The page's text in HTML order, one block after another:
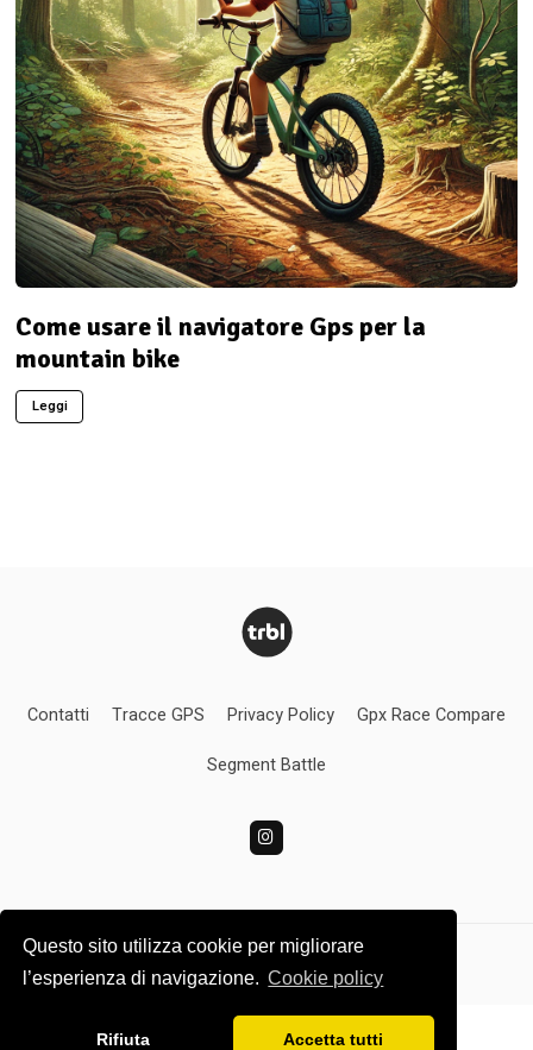
Questo sito utilizza cookie per migliorare
l’esperienza di navigazione. Cookie policy
Rifiuta Accetta tutti
Come usare il navigatore Gps per la
mountain bike
Leggi
Contatti Tracce GPS Privacy Policy Gpx Race Compare
Segment Battle
Turbolince.com